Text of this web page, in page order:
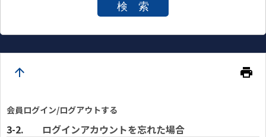
検 索
arrow_upward print
会員ログイン/ログアウトする
ログインアカウントを忘れた場合